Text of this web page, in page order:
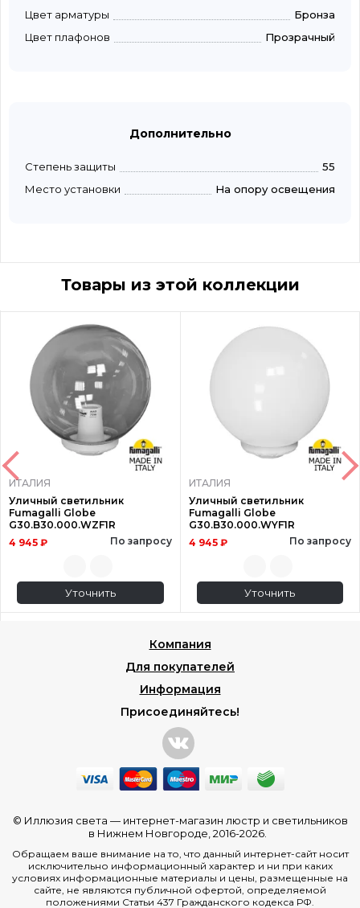
Цвет арматуры
Бронза
Цвет плафонов
Прозрачный
Дополнительно
Степень защиты
55
Место установки
На опору освещения
Товары из этой коллекции
ИТАЛИЯ
Уличный светильник
Fumagalli Globe
G30.B30.000.WZF1R
4 945 ₽
По запросу
Уточнить
ИТАЛИЯ
Уличный светильник
Fumagalli Globe
G30.B30.000.WYF1R
4 945 ₽
По запросу
Уточнить
Компания
Для покупателей
Информация
Присоединяйтесь!
© Иллюзия света — интернет-магазин люстр и светильников
в Нижнем Новгороде , 2016-2026.
Обращаем ваше внимание на то, что данный интернет-сайт носит
исключительно информационный характер и ни при каких
условиях информационные материалы и цены, размещенные на
сайте, не являются публичной офертой, определяемой
положениями Статьи 437 Гражданского кодекса РФ.